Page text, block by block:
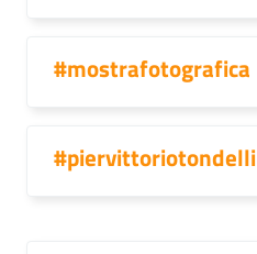
#mostrafotografica
#piervittoriotondelli